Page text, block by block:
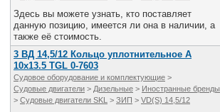
Здесь вы можете узнать, кто поставляет
данную позицию, имеется ли она в наличии, а
также её стоимость.
3 ВД 14,5/12 Кольцо уплотнительное А
10x13.5 TGL 0-7603
Судовое оборудование и комплектующие >
Судовые двигатели > Дизельные > Иностранные бренды
> Судовые двигатели SKL > ЗИП > VD(S) 14,5/12